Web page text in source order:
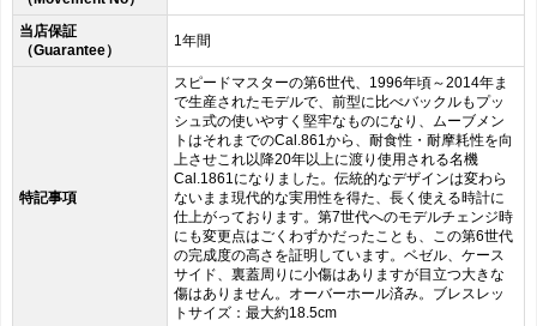
当店保証
（Guarantee）
1年間
特記事項
スピードマスターの第6世代、1996年頃～2014年ま
で生産されたモデルで、前型に比べバックルもプッ
シュ式の使いやすく堅牢なものになり、ムーブメン
トはそれまでのCal.861から、耐食性・耐摩耗性を向
上させこれ以降20年以上に渡り使用される名機
Cal.1861になりました。伝統的なデザインは変わら
ないまま現代的な実用性を得た、長く使える時計に
仕上がっております。第7世代へのモデルチェンジ時
にも変更点はごくわずかだったことも、この第6世代
の完成度の高さを証明しています。ベゼル、ケース
サイド、裏蓋周りに小傷はありますが目立つ大きな
傷はありません。オーバーホール済み。ブレスレッ
トサイズ：最大約18.5cm